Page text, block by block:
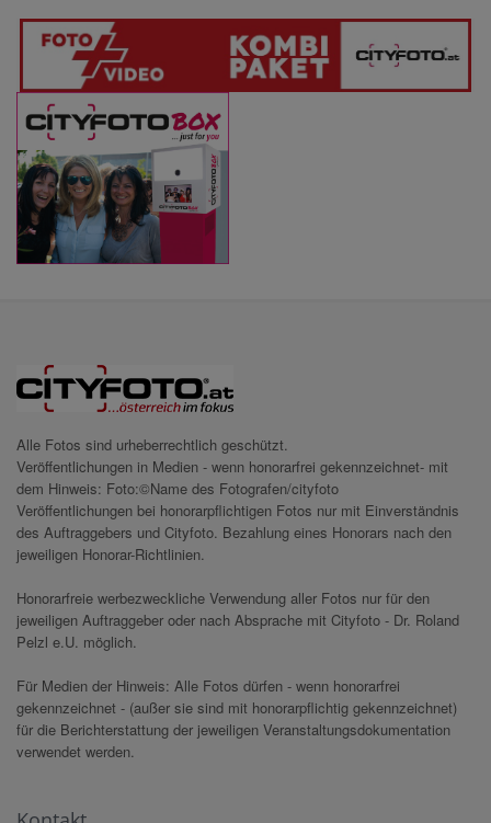
Alle Fotos sind urheberrechtlich geschützt.
Veröffentlichungen in Medien - wenn honorarfrei gekennzeichnet- mit
dem Hinweis: Foto:©Name des Fotografen/cityfoto
Veröffentlichungen bei honorarpflichtigen Fotos nur mit Einverständnis
des Auftraggebers und Cityfoto. Bezahlung eines Honorars nach den
jeweiligen Honorar-Richtlinien.
Honorarfreie werbezweckliche Verwendung aller Fotos nur für den
jeweiligen Auftraggeber oder nach Absprache mit Cityfoto - Dr. Roland
Pelzl e.U. möglich.
Für Medien der Hinweis: Alle Fotos dürfen - wenn honorarfrei
gekennzeichnet - (außer sie sind mit honorarpflichtig gekennzeichnet)
für die Berichterstattung der jeweiligen Veranstaltungsdokumentation
verwendet werden.